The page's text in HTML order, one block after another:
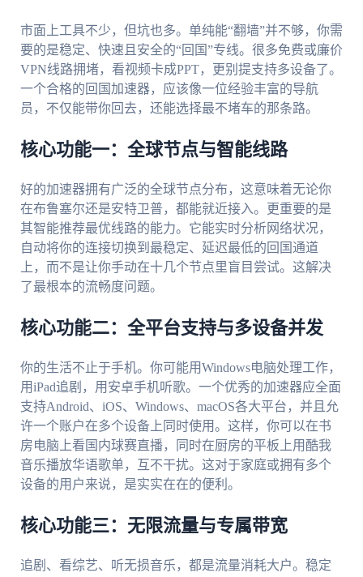
市面上工具不少，但坑也多。单纯能“翻墙”并不够，你需
要的是稳定、快速且安全的“回国”专线。很多免费或廉价
VPN线路拥堵，看视频卡成PPT，更别提支持多设备了。
一个合格的回国加速器，应该像一位经验丰富的导航
员，不仅能带你回去，还能选择最不堵车的那条路。
核心功能一：全球节点与智能线路
好的加速器拥有广泛的全球节点分布，这意味着无论你
在布鲁塞尔还是安特卫普，都能就近接入。更重要的是
其智能推荐最优线路的能力。它能实时分析网络状况，
自动将你的连接切换到最稳定、延迟最低的回国通道
上，而不是让你手动在十几个节点里盲目尝试。这解决
了最根本的流畅度问题。
核心功能二：全平台支持与多设备并发
你的生活不止于手机。你可能用Windows电脑处理工作，
用iPad追剧，用安卓手机听歌。一个优秀的加速器应全面
支持Android、iOS、Windows、macOS各大平台，并且允
许一个账户在多个设备上同时使用。这样，你可以在书
房电脑上看国内球赛直播，同时在厨房的平板上用酷我
音乐播放华语歌单，互不干扰。这对于家庭或拥有多个
设备的用户来说，是实实在在的便利。
核心功能三：无限流量与专属带宽
追剧、看综艺、听无损音乐，都是流量消耗大户。稳定